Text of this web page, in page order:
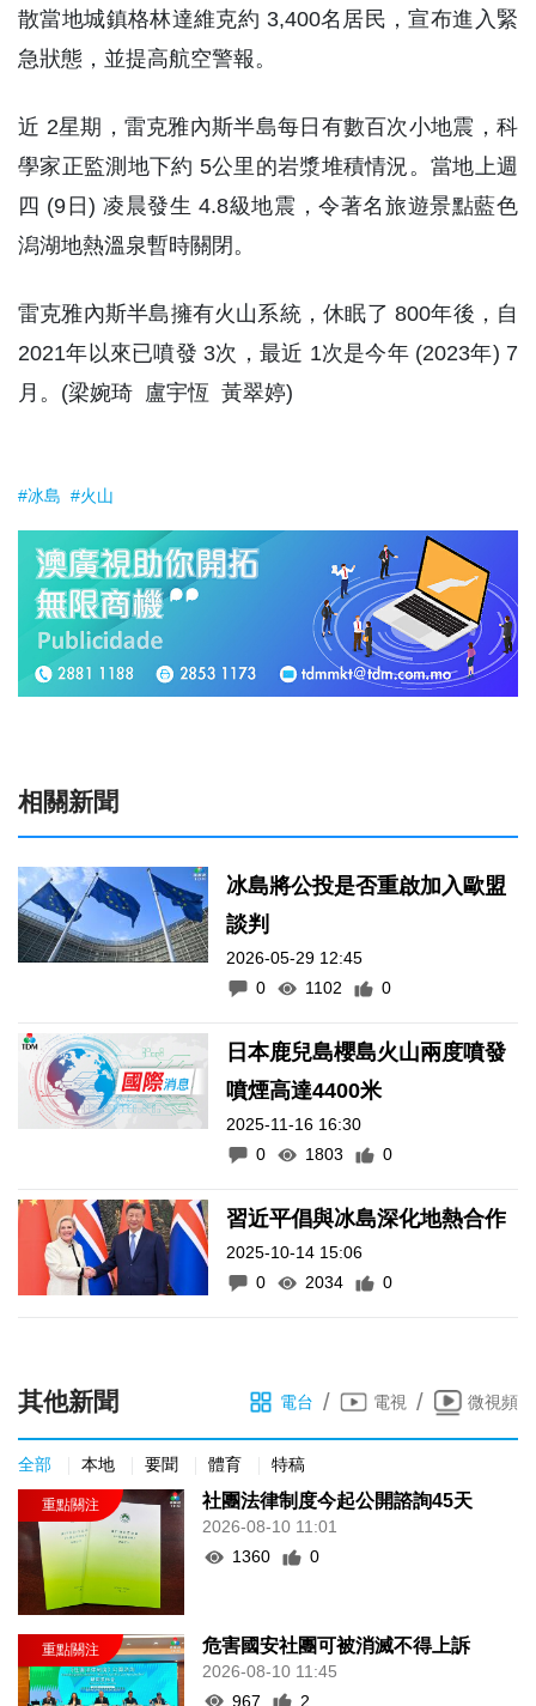
散當地城鎮格林達維克約 3,400名居民，宣布進入緊
急狀態，並提高航空警報。
近 2星期，雷克雅內斯半島每日有數百次小地震，科
學家正監測地下約 5公里的岩漿堆積情況。當地上週
四 (9日) 凌晨發生 4.8級地震，令著名旅遊景點藍色
潟湖地熱溫泉暫時關閉。
雷克雅內斯半島擁有火山系統，休眠了 800年後，自
2021年以來已噴發 3次，最近 1次是今年 (2023年) 7
月。(梁婉琦 盧宇恆 黃翠婷)
#冰島 #火山
相關新聞
冰島將公投是否重啟加入歐盟
談判
2026-05-29 12:45
0
1102 0
日本鹿兒島櫻島火山兩度噴發
噴煙高達4400米
2025-11-16 16:30
0
1803 0
習近平倡與冰島深化地熱合作
2025-10-14 15:06
0
2034 0
其他新聞 電台 / 電視 / 微視頻
全部 本地 要聞 體育 特稿
社團法律制度今起公開諮詢45天
2026-08-10 11:01
1360
0
危害國安社團可被消滅不得上訴
2026-08-10 11:45
967
2